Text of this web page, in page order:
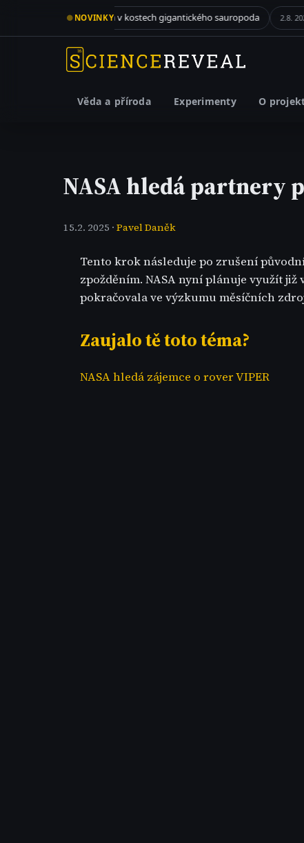
● NOVINKY
Kolagen v kostech gigantického sauropoda 2.8. 2026 Když
Věda a příroda Experimenty O
NASA hledá partnery
15.2. 2025 · Pavel Daněk
Tento krok následuje po zrušení
zpožděním. NASA nyní plánuje využít
pokračovala ve výzkumu měsíčních
Zaujalo tě toto téma?
NASA hledá zájemce o rover VIPER